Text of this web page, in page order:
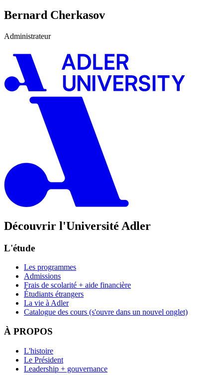
Bernard Cherkasov
Administrateur
Découvrir l'Université Adler
L'étude
Les programmes
Admissions
Frais de scolarité + aide financière
Étudiants étrangers
La vie à Adler
Catalogue des cours (s'ouvre dans un nouvel onglet)
À PROPOS
L'histoire
Le Président
Leadership + gouvernance